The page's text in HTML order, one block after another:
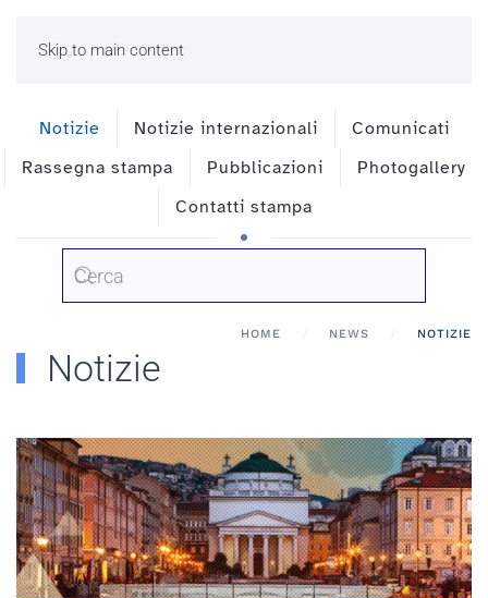
Skip to main content
Notizie Notizie internazionali
Comunicati
Rassegna stampa
Pubblicazioni
Photogallery
Contatti stampa
HOME NEWS NOTIZIE
Notizie